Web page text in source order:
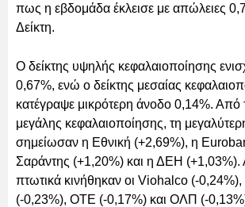
πως η εβδομάδα έκλεισε με απώλειες
Δείκτη.
Ο δείκτης υψηλής κεφαλαιοποίησης
0,67%, ενώ ο δείκτης μεσαίας
κατέγραψε μικρότερη άνοδο 0,14%. Από
μεγάλης κεφαλαιοποίησης, τη
σημείωσαν η Εθνική (+2,69%), η
Σαράντης (+1,20%) και η ΔΕΗ (+1,03%).
πτωτικά κινήθηκαν οι Viohalco (-0,24%),
(-0,23%), ΟΤΕ (-0,17%) και ΟΛΠ (-